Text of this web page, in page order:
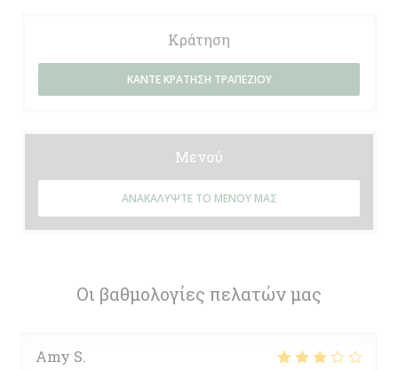
Οι βαθμολογίες πελατών μας
Amy S
Κράτηση
ΚΆΝΤΕ ΚΡΆΤΗΣΗ ΤΡΑΠΕΖΙΟΎ
Μενού
ΑΝΑΚΑΛΎΨΤΕ ΤΟ ΜΕΝΟΎ ΜΑΣ